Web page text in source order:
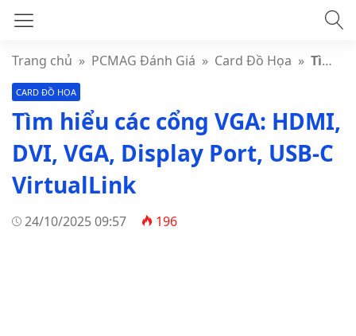
Trang chủ » PCMAG Đánh Giá » Card Đồ Họa » Tìm hiểu các cổng VGA: HDMI, DVI, VGA, Display Port, USB-C VirtualLink
CARD ĐỒ HỌA
Tìm hiểu các cổng VGA: HDMI,
DVI, VGA, Display Port, USB-C
VirtualLink
24/10/2025 09:57 196